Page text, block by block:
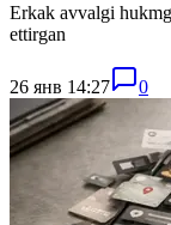
Erkak avvalgi
ettirgan
26 янв 14:27 0